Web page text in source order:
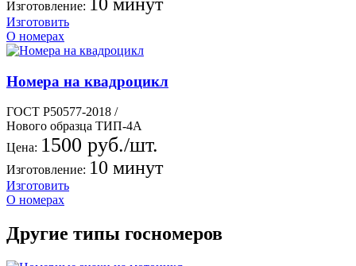
Изготовление:
Изготовить
О номерах
Номера на квадроцикл
ГОСТ Р50577-2018 /
Нового образца ТИП-4А
Цена: 1500 руб./шт.
Изготовление: 10 минут
Изготовить
О номерах
Другие типы госномеров